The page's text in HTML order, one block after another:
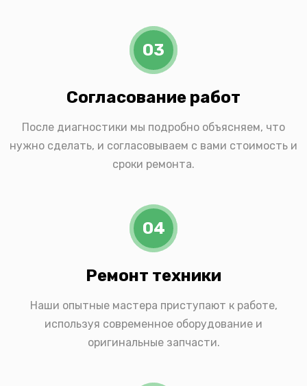
03
Согласование работ
После диагностики мы подробно объясняем, что
нужно сделать, и согласовываем с вами стоимость и
сроки ремонта.
04
Ремонт техники
Наши опытные мастера приступают к работе,
используя современное оборудование и
оригинальные запчасти.